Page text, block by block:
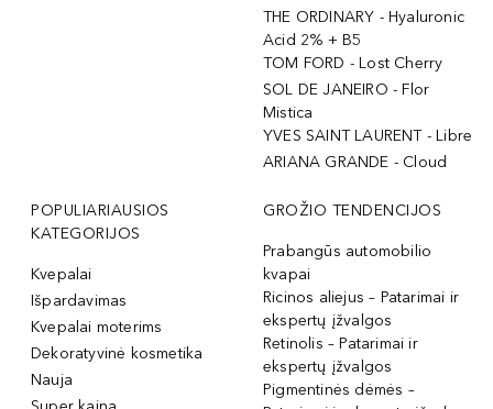
THE ORDINARY - Hyaluronic
Acid 2% + B5
TOM FORD - Lost Cherry
SOL DE JANEIRO - Flor
Mistica
YVES SAINT LAURENT - Libre
ARIANA GRANDE - Cloud
POPULIARIAUSIOS
KATEGORIJOS
Kvepalai
Išpardavimas
Kvepalai moterims
Dekoratyvinė kosmetika
Nauja
GROŽIO TENDENCIJOS
Prabangūs automobilio
kvapai
Ricinos aliejus – Patarimai ir
ekspertų įžvalgos
Retinolis – Patarimai ir
ekspertų įžvalgos
Pigmentinės dėmės –